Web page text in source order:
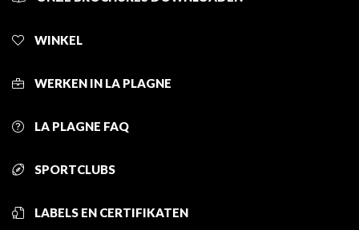
WINKEL
WERKEN IN LA PLAGNE
LA PLAGNE FAQ
SPORTCLUBS
LABELS EN CERTIFIKATEN